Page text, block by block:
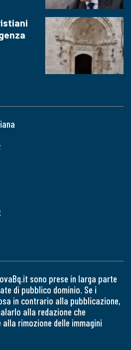
sono prese in larga parte
di pubblico dominio. Se i
in contrario alla pubblicazione,
alla redazione che
rimozione delle immagini